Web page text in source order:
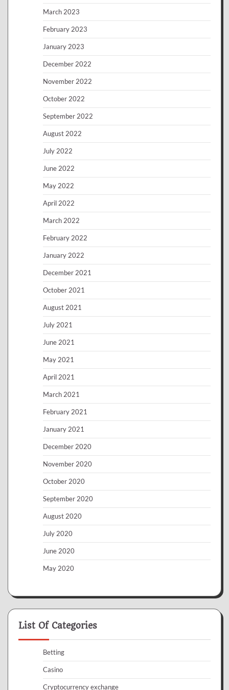
March 2023
February 2023
January 2023
December 2022
November 2022
October 2022
September 2022
August 2022
July 2022
June 2022
May 2022
April 2022
March 2022
February 2022
January 2022
December 2021
October 2021
August 2021
July 2021
June 2021
May 2021
April 2021
March 2021
February 2021
January 2021
December 2020
November 2020
October 2020
September 2020
August 2020
July 2020
June 2020
May 2020
List Of Categories
Betting
Casino
Cryptocurrency exchange